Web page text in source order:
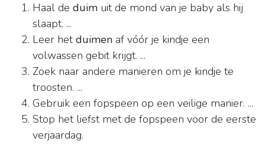
Haal de duim uit de mond van je baby als hij
slaapt. ...
Leer hetduimen af vóór je kindje een
volwassen gebit krijgt. ...
Zoek naar andere manieren om je kindje te
troosten. ...
Gebruik een fopspeen op een veilige manier. ...
Stop het liefst met de fopspeen voor de eerste
verjaardag.